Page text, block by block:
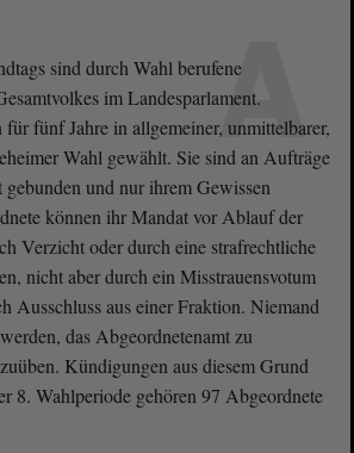
A
sind durch Wahl berufene
im Landesparlament.
fünf Jahre in allgemeiner, unmittelbarer,
Wahl gewählt. Sie sind an Aufträge
und nur ihrem Gewissen
können ihr Mandat vor Ablauf der
Verzicht oder durch eine strafrechtliche
nicht aber durch ein Misstrauensvotum
Ausschluss aus einer Fraktion. Niemand
das Abgeordnetenamt zu
Kündigungen aus diesem Grund
8. Wahlperiode gehören 97 Abgeordnete